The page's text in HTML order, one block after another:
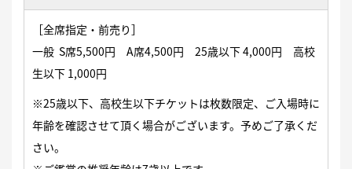
［全席指定・前売り］
一般 S席5,500円 A席4,500円 25歳以下 4,000円 高校
生以下 1,000円
※25歳以下、高校生以下チケットは枚数限定、ご入場時に
年齢を確認させて頂く場合がございます。予めご了承くだ
さい。